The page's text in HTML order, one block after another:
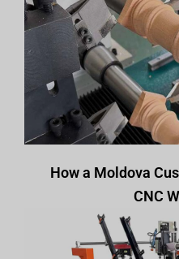
How a Moldova
CNC